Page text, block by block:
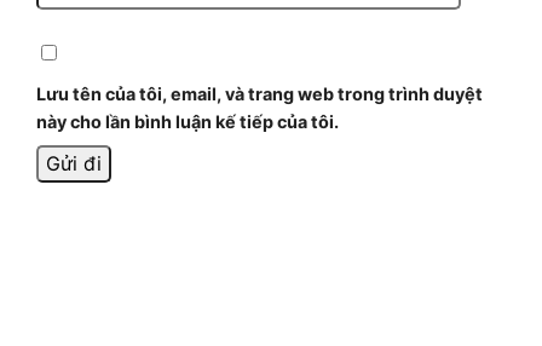
Lưu tên của tôi, email, và trang web trong trình duyệt
này cho lần bình luận kế tiếp của tôi.